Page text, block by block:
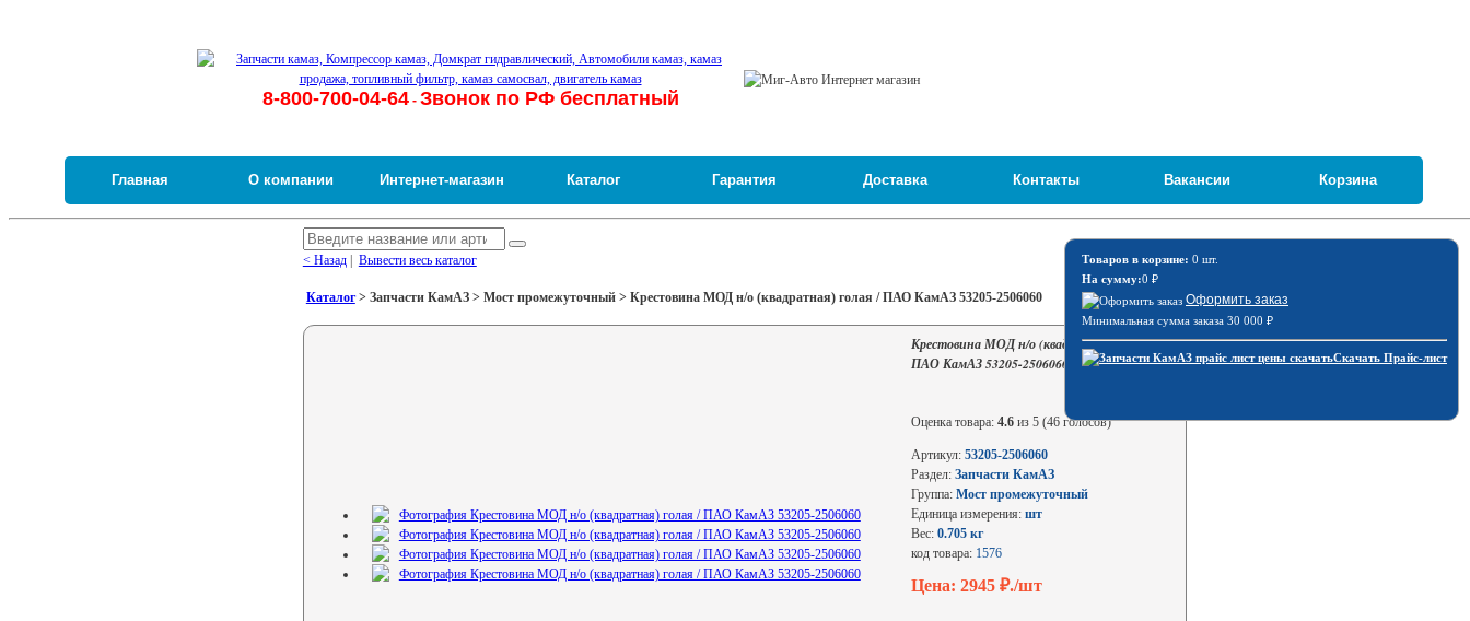
8-800-700-04-64- Звонок по РФ бесплатный
Главная О компании Интернет-магазин Каталог Гарантия Доставка Контакты Вакансии Корзина
Товаров в корзине: 0 шт.
На сумму:0 ₽
Оформить заказ
Минимальная сумма заказа 30 000 ₽
Скачать Прайс-лист
< Назад| Вывести весь каталог
Каталог> Запчасти КамАЗ > Мост промежуточный > Крестовина МОД н/о (квадратная) голая / ПАО КамАЗ 53205-2506060
Крестовина МОД н/о (квадратная) голая /
ПАО КамАЗ 53205-2506060
Оценка товара: 4.6из 5 (46 голосов)
Артикул: 53205-2506060
Раздел: Запчасти КамАЗ
Группа: Мост промежуточный
Единица измерения: шт
Вес: 0.705 кг
код товара: 1576
Цена: 2945 ₽./шт